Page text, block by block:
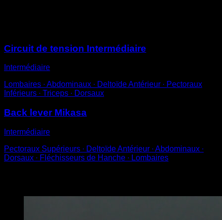
Circuit de tension Intermédiaire
Intermédiaire
Lombaires ∙ Abdominaux ∙ Deltoïde Antérieur ∙ Pectoraux
Inférieurs ∙ Triceps ∙ Dorsaux
Back lever Mikasa
Intermédiaire
Pectoraux Supérieurs ∙ Deltoïde Antérieur ∙ Abdominaux ∙
Dorsaux ∙ Fléchisseurs de Hanche ∙ Lombaires